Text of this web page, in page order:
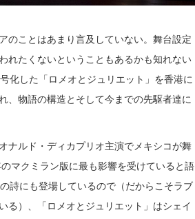
のことはあまり言及していない。舞台設定
れたくないということもあるかも知れない
化した「ロメオとジュリエット」を香港に
、物語の構造とそして今までの先駆者達に
ナルド・ディカプリオ主演でメキシコが舞
マクミラン版に最も影響を受けていると語
詩にも登場しているので（だからこそラブ
る）、「ロメオとジュリエット」はシェイ